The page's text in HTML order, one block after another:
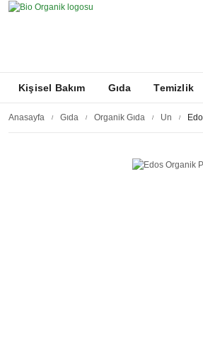
Kişisel Bakım Gıda Temizlik
Anasayfa Gıda Organik Gıda Un